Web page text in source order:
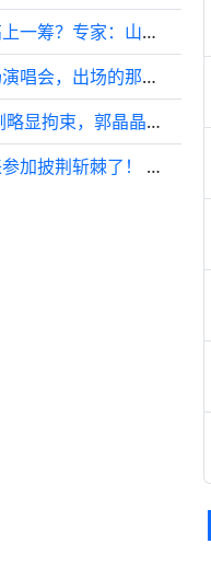
陆俨少比李可染绘画还高上一筹？专家：山水画的巅峰
刘德华在北京的最后一场演唱会，出场的那一刻，泪水不由自主地涌现
郭晶晶 参加晚宴，霍启刚略显拘束，郭晶晶一袭白色西装简洁高雅…
林志玲老公黑泽良平也来参加披荆斩棘了！ 芜湖，期待一下会有怎样的表现